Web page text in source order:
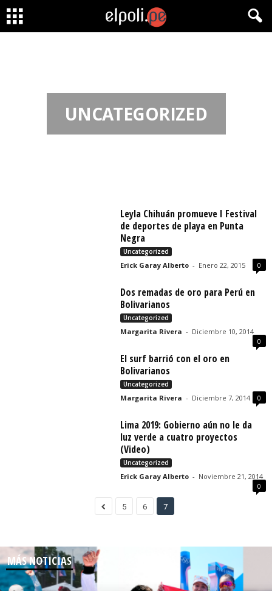
UNCATEGORIZED
Leyla Chihuán promueve I Festival
de deportes de playa en Punta
Negra
Uncategorized
Erick Garay Alberto - Enero 22, 2015 0
Dos remadas de oro para Perú en
Bolivarianos
Uncategorized
Margarita Rivera - Diciembre 10, 2014
0
El surf barrió con el oro en
Bolivarianos
Uncategorized
Margarita Rivera - Diciembre 7, 2014 0
Lima 2019: Gobierno aún no le da
luz verde a cuatro proyectos
(Video)
Uncategorized
Erick Garay Alberto - Noviembre 21, 2014
0
5 6 7
MÁS NOTICIAS